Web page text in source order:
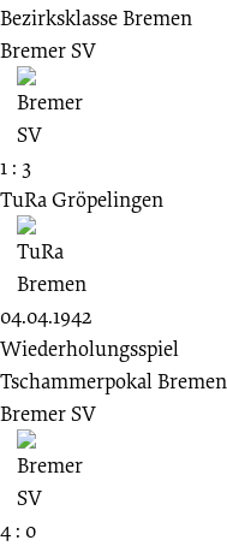
Bezirksklasse Bremen
Bremer SV
1 : 3
TuRa Gröpelingen
04.04.1942
Wiederholungsspiel
Tschammerpokal Bremen
Bremer SV
4 : 0